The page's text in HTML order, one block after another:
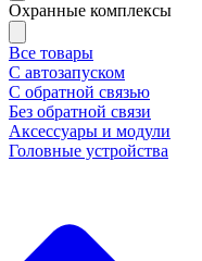
Охранные комплексы
Все товары
С автозапуском
С обратной связью
Без обратной связи
Аксессуары и модули
Головные устройства